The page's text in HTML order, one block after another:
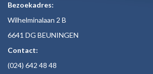
Bezoekadres:
Wilhelminalaan 2 B
6641 DG BEUNINGEN
Contact:
(024) 642 48 48